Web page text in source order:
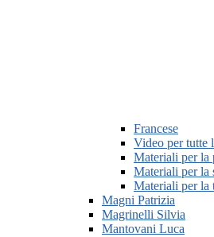
Francese
Video per tutte
Materiali per la
Materiali per la
Materiali per la
Magni Patrizia
Magrinelli Silvia
Mantovani Luca